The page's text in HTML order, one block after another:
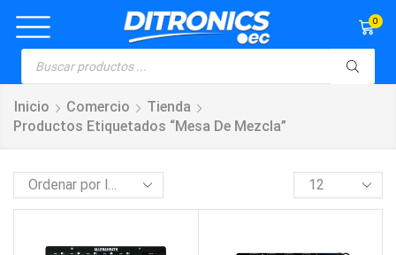
0
Inicio Comercio
Tienda
Productos Etiquetados “mesa De Mezcla”